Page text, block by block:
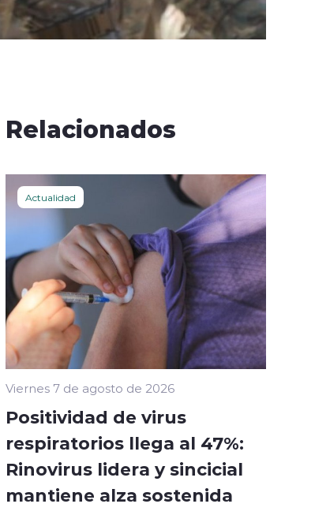
Relacionados
Actualidad
Viernes 7 de agosto de 2026
Positividad de virus
respiratorios llega al 47%:
Rinovirus lidera y sincicial
mantiene alza sostenida